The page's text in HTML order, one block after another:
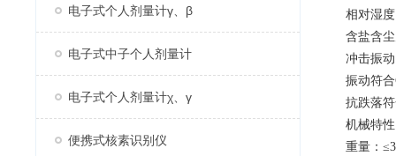
电子式个人剂量计γ、β
电子式中子个人剂量计
电子式个人剂量计χ、γ
便携式核素识别仪
相对湿
含盐含
冲击振
振动符
抗跌落
机械特
重量：